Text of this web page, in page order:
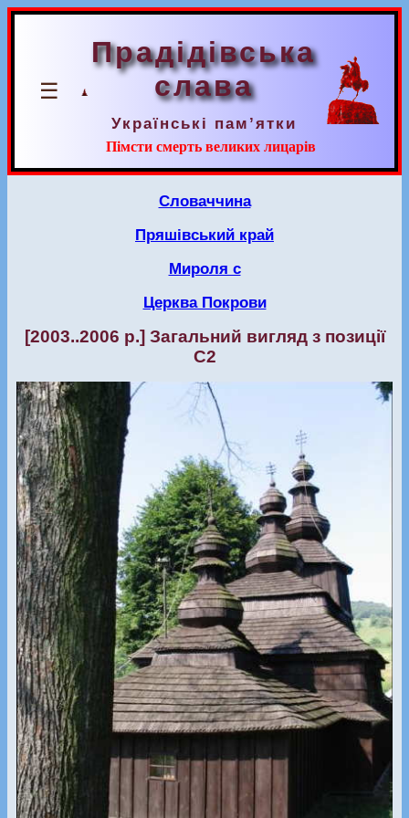
☰
Прадідівська
слава
Українські пам’ятки
Пімсти смерть великих лицарів
Словаччина
Пряшівський край
Мироля с
Церква Покрови
[2003..2006 р.] Загальний вигляд з позиції
С2